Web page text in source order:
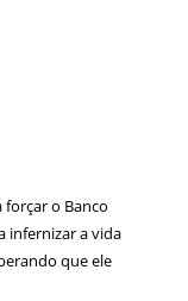
forçar o Banco
infernizar a vida
que ele